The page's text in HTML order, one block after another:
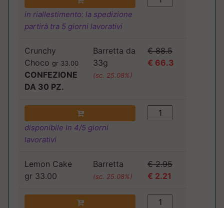
in riallestimento: la spedizione
partirà tra 5 giorni lavorativi
Crunchy
Choco gr 33.00
CONFEZIONE
DA 30 PZ.
Barretta da
33g
(sc. 25.08%)
€ 88.5
€ 66.3
disponibile in 4/5 giorni
lavorativi
Lemon Cake
gr 33.00
Barretta
(sc. 25.08%)
€ 2.95
€ 2.21